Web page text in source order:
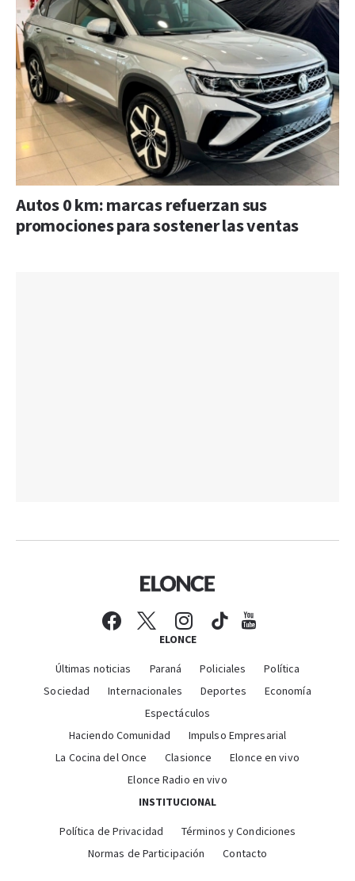
Autos 0 km: marcas refuerzan sus
promociones para sostener las ventas
ELONCE
Últimas noticias Paraná Policiales
Política
Sociedad
Internacionales Deportes
Economía
Espectáculos
Haciendo Comunidad
Impulso Empresarial
La Cocina del Once
Clasionce
Elonce en vivo
Elonce Radio en vivo
INSTITUCIONAL
Política de Privacidad
Términos y Condiciones
Normas de Participación
Contacto